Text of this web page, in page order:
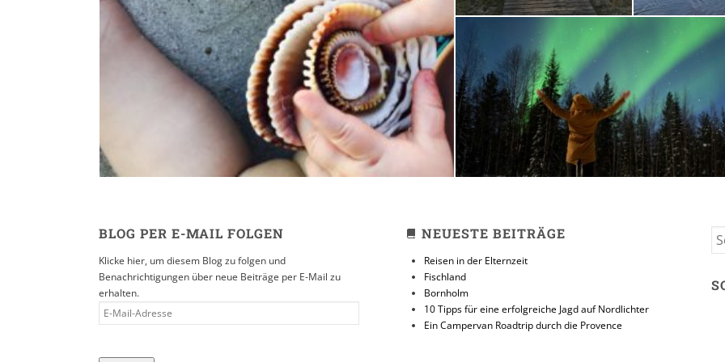
Reisen in der Elternzeit
16. SEPTEMBER 2019
10 Tipps für eine
Jagd auf Nordlichter
31. JANUAR 2018
BLOG PER E-MAIL FOLGEN
Klicke hier, um diesem Blog zu folgen und
Benachrichtigungen über neue Beiträge per E-Mail zu
erhalten.
E-
MAIL-
NEUESTE BEITRÄGE
Reisen in der Elternzeit
Fischland
Bornholm
10 Tipps für eine erfolgreiche Jagd auf Nordlichter
Ein Campervan Roadtrip durch die Provence